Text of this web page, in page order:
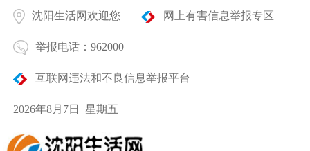
沈阳生活网欢迎您 网上有害信息举报专区
举报电话：962000
互联网违法和不良信息举报平台
2026年8月7日 星期五